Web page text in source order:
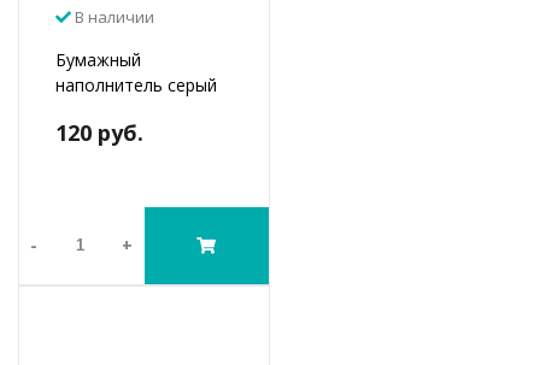
В наличии
Бумажный
наполнитель серый
120 руб.
- +